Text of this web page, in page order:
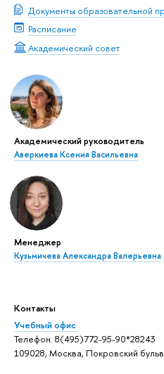
Документы образовательной
Расписание
Академический совет
Академический руководитель
Аверкиева Ксения Васильевна
Менеджер
Кузьмичева Александра Валерьевна
Контакты
Учебный офис
Телефон: 8(495)772-95-90*28243
109028, Москва, Покровский